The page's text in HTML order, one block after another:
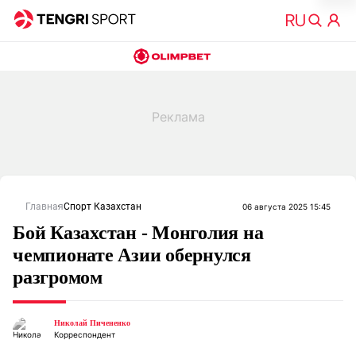
ГлавнаяСпорт Казахстан 06 августа 2025 15:45
Бой Казахстан - Монголия на
чемпионате Азии обернулся
разгромом
Николай Пичененко
Корреспондент